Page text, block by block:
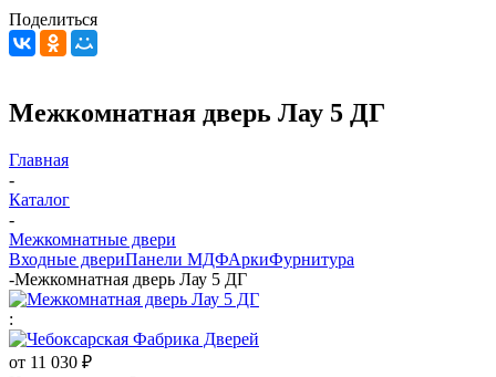
Поделиться
Межкомнатная дверь Лау 5 ДГ
Главная
-
Каталог
-
Межкомнатные двери
Входные двериПанели МДФАркиФурнитура
-Межкомнатная дверь Лау 5 ДГ
:
от 11 030 ₽